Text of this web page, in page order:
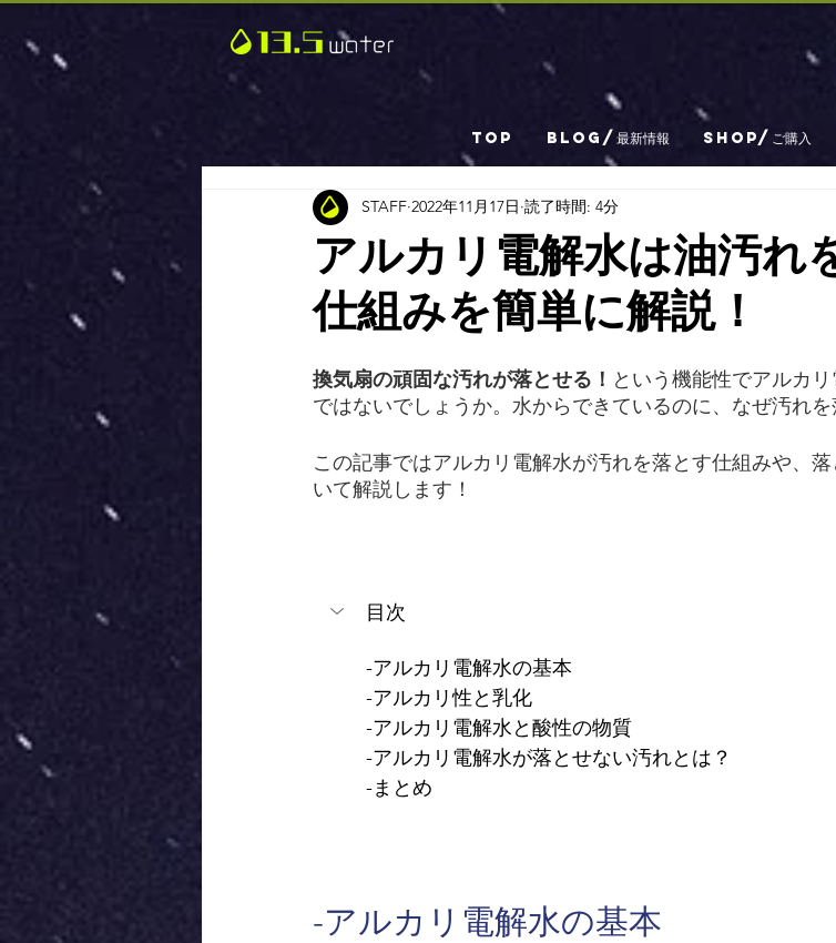
TOP BLOG/最新情報 SHOP/ご購入
アルカリ電解水は油汚れ
仕組みを簡単に解説！
STAFF 2022年11月17日 読了時間: 4分
換気扇の頑固な汚れが落とせる！ という機能性でアルカ
ではないでしょうか。水からできているのに、なぜ汚れを
この記事ではアルカリ電解水が汚れを落とす仕組みや、
いて解説します！
目次
-アルカリ電解水の基本
-アルカリ性と乳化
-アルカリ電解水と酸性の物質
-アルカリ電解水が落とせない汚れとは？
-まとめ
-アルカリ電解水の基本